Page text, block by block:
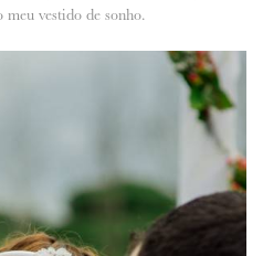
vestido de sonho.